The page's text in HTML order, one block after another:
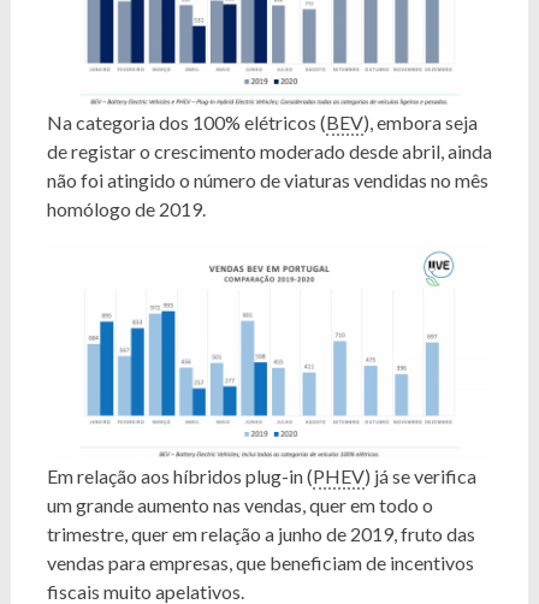
Na categoria dos 100% elétricos (BEV), embora seja
de registar o crescimento moderado desde abril, ainda
não foi atingido o número de viaturas vendidas no mês
homólogo de 2019.
Em relação aos híbridos plug-in (PHEV) já se verifica
um grande aumento nas vendas, quer em todo o
trimestre, quer em relação a junho de 2019, fruto das
vendas para empresas, que beneficiam de incentivos
fiscais muito apelativos.